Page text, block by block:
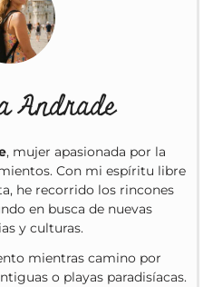
Andrade
, mujer apasionada por la
Con mi espíritu libre
he recorrido los rincones
en busca de nuevas
y culturas.
mientras camino por
o playas paradisíacas.